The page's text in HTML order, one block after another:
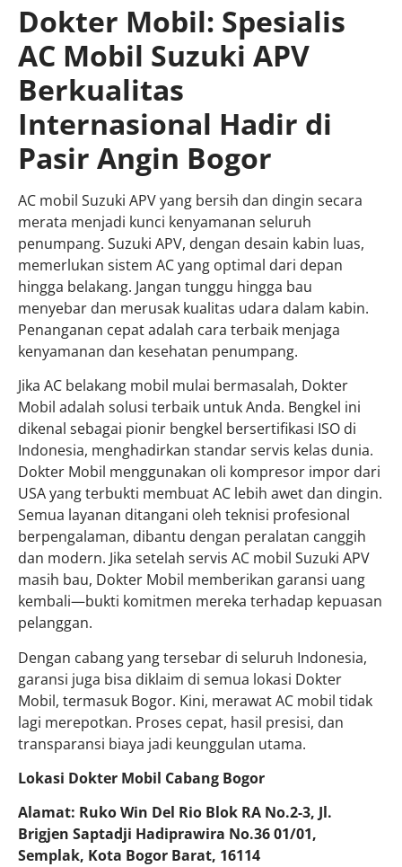
Dokter Mobil: Spesialis
AC Mobil Suzuki APV
Berkualitas
Internasional Hadir di
Pasir Angin Bogor
AC mobil Suzuki APV yang bersih dan dingin secara
merata menjadi kunci kenyamanan seluruh
penumpang. Suzuki APV, dengan desain kabin luas,
memerlukan sistem AC yang optimal dari depan
hingga belakang. Jangan tunggu hingga bau
menyebar dan merusak kualitas udara dalam kabin.
Penanganan cepat adalah cara terbaik menjaga
kenyamanan dan kesehatan penumpang.
Jika AC belakang mobil mulai bermasalah, Dokter
Mobil adalah solusi terbaik untuk Anda. Bengkel ini
dikenal sebagai pionir bengkel bersertifikasi ISO di
Indonesia, menghadirkan standar servis kelas dunia.
Dokter Mobil menggunakan oli kompresor impor dari
USA yang terbukti membuat AC lebih awet dan dingin.
Semua layanan ditangani oleh teknisi profesional
berpengalaman, dibantu dengan peralatan canggih
dan modern. Jika setelah servis AC mobil Suzuki APV
masih bau, Dokter Mobil memberikan garansi uang
kembali—bukti komitmen mereka terhadap kepuasan
pelanggan.
Dengan cabang yang tersebar di seluruh Indonesia,
garansi juga bisa diklaim di semua lokasi Dokter
Mobil, termasuk Bogor. Kini, merawat AC mobil tidak
lagi merepotkan. Proses cepat, hasil presisi, dan
transparansi biaya jadi keunggulan utama.
Lokasi Dokter Mobil Cabang Bogor
Alamat: Ruko Win Del Rio Blok RA No.2-3, Jl.
Brigjen Saptadji Hadiprawira No.36 01/01,
Semplak, Kota Bogor Barat, 16114